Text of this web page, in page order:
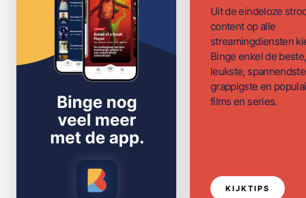
Uit de eindeloze
content op alle
streamingdiensten
Binge enkel de beste,
leukste,
grappigste en
films en series.
KIJKTIPS